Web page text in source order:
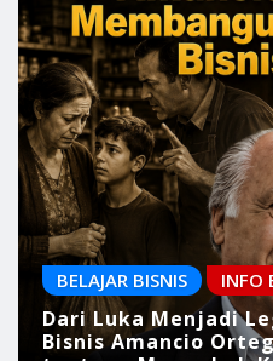
Dari Luka Menjadi
Bisnis Amancio
tentang Mengubah
Kesuksesan
Pulaugaram Media